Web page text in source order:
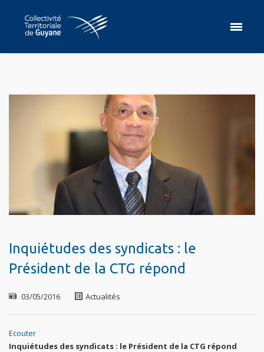
Inquiétudes des syndicats : le
Président de la CTG répond
03/05/2016 Actualités
Ecouter
Inquiétudes des syndicats : le Président de la CTG répond